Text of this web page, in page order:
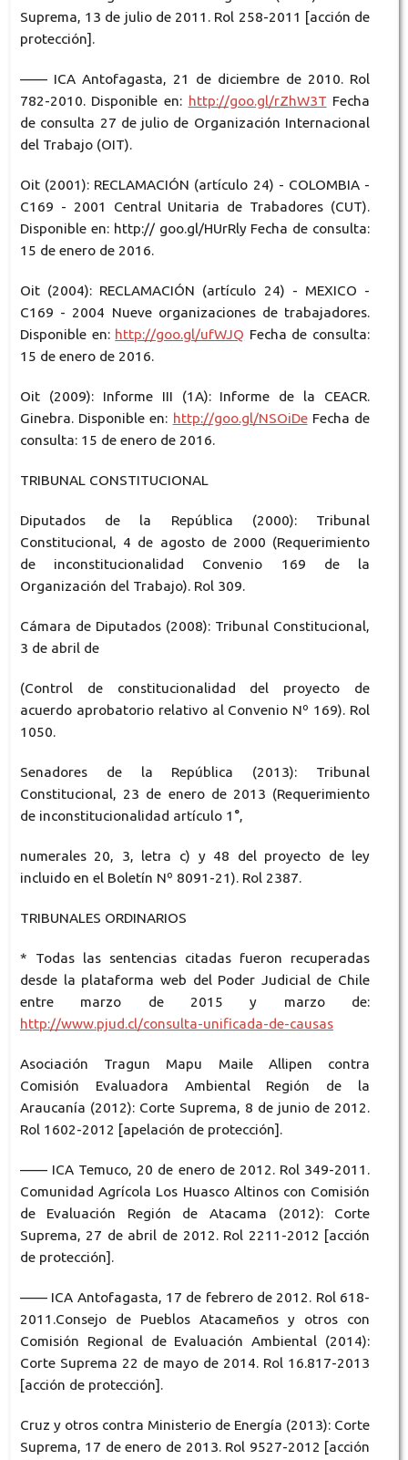
Suprema, 13 de julio de 2011. Rol 258-2011 [acción de
protección].
—— ICA Antofagasta, 21 de diciembre de 2010. Rol
782-2010. Disponible en: http://goo.gl/rZhW3T Fecha
de consulta 27 de julio de Organización Internacional
del Trabajo (OIT).
Oit (2001): RECLAMACIÓN (artículo 24) - COLOMBIA -
C169 - 2001 Central Unitaria de Trabadores (CUT).
Disponible en: http:// goo.gl/HUrRly Fecha de consulta:
15 de enero de 2016.
Oit (2004): RECLAMACIÓN (artículo 24) - MEXICO -
C169 - 2004 Nueve organizaciones de trabajadores.
Disponible en: http://goo.gl/ufWJQ Fecha de consulta:
15 de enero de 2016.
Oit (2009): Informe III (1A): Informe de la CEACR.
Ginebra. Disponible en: http://goo.gl/NSOiDeFecha de
consulta: 15 de enero de 2016.
TRIBUNAL CONSTITUCIONAL
Diputados de la República (2000): Tribunal
Constitucional, 4 de agosto de 2000 (Requerimiento
de inconstitucionalidad Convenio 169 de la
Organización del Trabajo). Rol 309.
Cámara de Diputados (2008): Tribunal Constitucional,
3 de abril de
(Control de constitucionalidad del proyecto de
acuerdo aprobatorio relativo al Convenio Nº 169). Rol
1050.
Senadores de la República (2013): Tribunal
Constitucional, 23 de enero de 2013 (Requerimiento
de inconstitucionalidad artículo 1°,
numerales 20, 3, letra c) y 48 del proyecto de ley
incluido en el Boletín Nº 8091-21). Rol 2387.
TRIBUNALES ORDINARIOS
* Todas las sentencias citadas fueron recuperadas
desde la plataforma web del Poder Judicial de Chile
entre marzo de 2015 y marzo de:
http://www.pjud.cl/consulta-unificada-de-causas
Asociación Tragun Mapu Maile Allipen contra
Comisión Evaluadora Ambiental Región de la
Araucanía (2012): Corte Suprema, 8 de junio de 2012.
Rol 1602-2012 [apelación de protección].
—— ICA Temuco, 20 de enero de 2012. Rol 349-2011.
Comunidad Agrícola Los Huasco Altinos con Comisión
de Evaluación Región de Atacama (2012): Corte
Suprema, 27 de abril de 2012. Rol 2211-2012 [acción
de protección].
—— ICA Antofagasta, 17 de febrero de 2012. Rol 618-
2011.Consejo de Pueblos Atacameños y otros con
Comisión Regional de Evaluación Ambiental (2014):
Corte Suprema 22 de mayo de 2014. Rol 16.817-2013
[acción de protección].
Cruz y otros contra Ministerio de Energía (2013): Corte
Suprema, 17 de enero de 2013. Rol 9527-2012 [acción